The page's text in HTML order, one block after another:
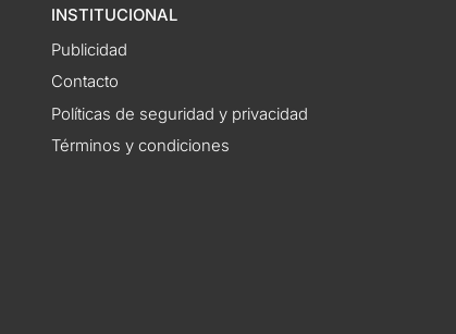
INSTITUCIONAL
Publicidad
Contacto
Políticas de seguridad y privacidad
Términos y condiciones